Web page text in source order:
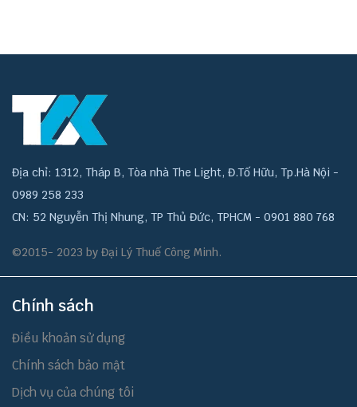
Địa chỉ: 1312, Tháp B, Tòa nhà The Light, Đ.Tố Hữu, Tp.Hà Nội -
0989 258 233
CN: 52 Nguyễn Thị Nhung, TP Thủ Đức, TPHCM - 0901 880 768
©2015- 2023 by Đại Lý Thuế Công Minh.
Chính sách
Điều khoản sử dụng
Chính sách bảo mật
Dịch vụ của chúng tôi